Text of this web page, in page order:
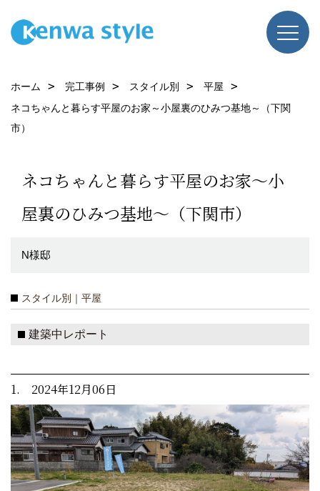
ホーム 完工事例 スタイル別
平屋
ネコちゃんと暮らす平屋のお家～小屋裏のひみつ基地～（下関
市）
ネコちゃんと暮らす平屋のお家～小
屋裏のひみつ基地～（下関市）
N様邸
スタイル別｜平屋
建築中レポート
1. 2024年12月06日